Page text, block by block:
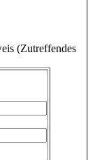
(Zutreffendes